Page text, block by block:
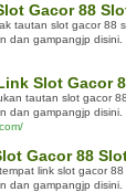
Gacor 88
tautan slot gacor 88
dan gampangjp disini.
Slot Gacor
tautan slot gacor
dan gampangjp disini.
Gacor 88
link slot gacor
dan gampangjp disini.